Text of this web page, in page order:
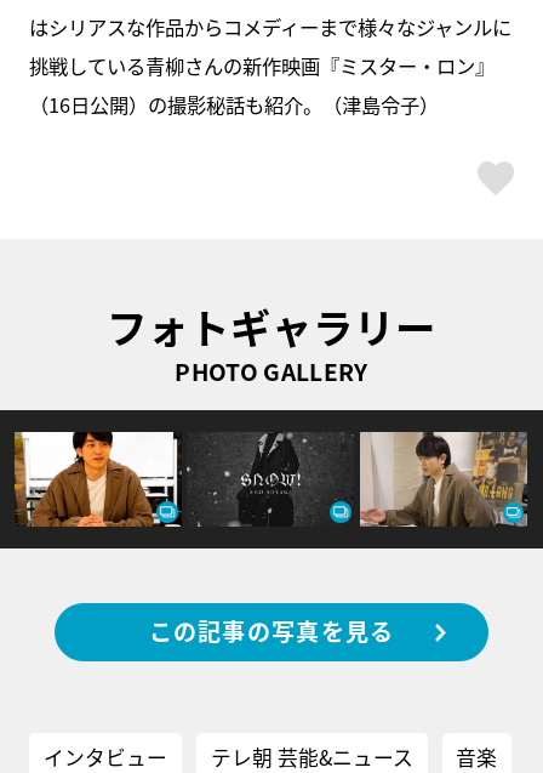
はシリアスな作品からコメディーまで様々なジャンルに
挑戦している青柳さんの新作映画『ミスター・ロン』
（16日公開）の撮影秘話も紹介。（津島令子）
フォトギャラリー
PHOTO GALLERY
この記事の写真を見る
インタビュー テレ朝 芸能&ニュース 音楽